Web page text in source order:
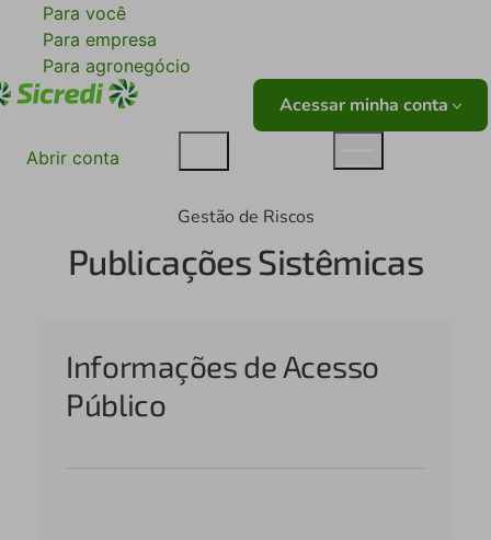
Para você
Para empresa
Para agronegócio
Acessar minha conta
Abrir conta
Gestão de Riscos
Publicações Sistêmicas
Informações de Acesso
Público